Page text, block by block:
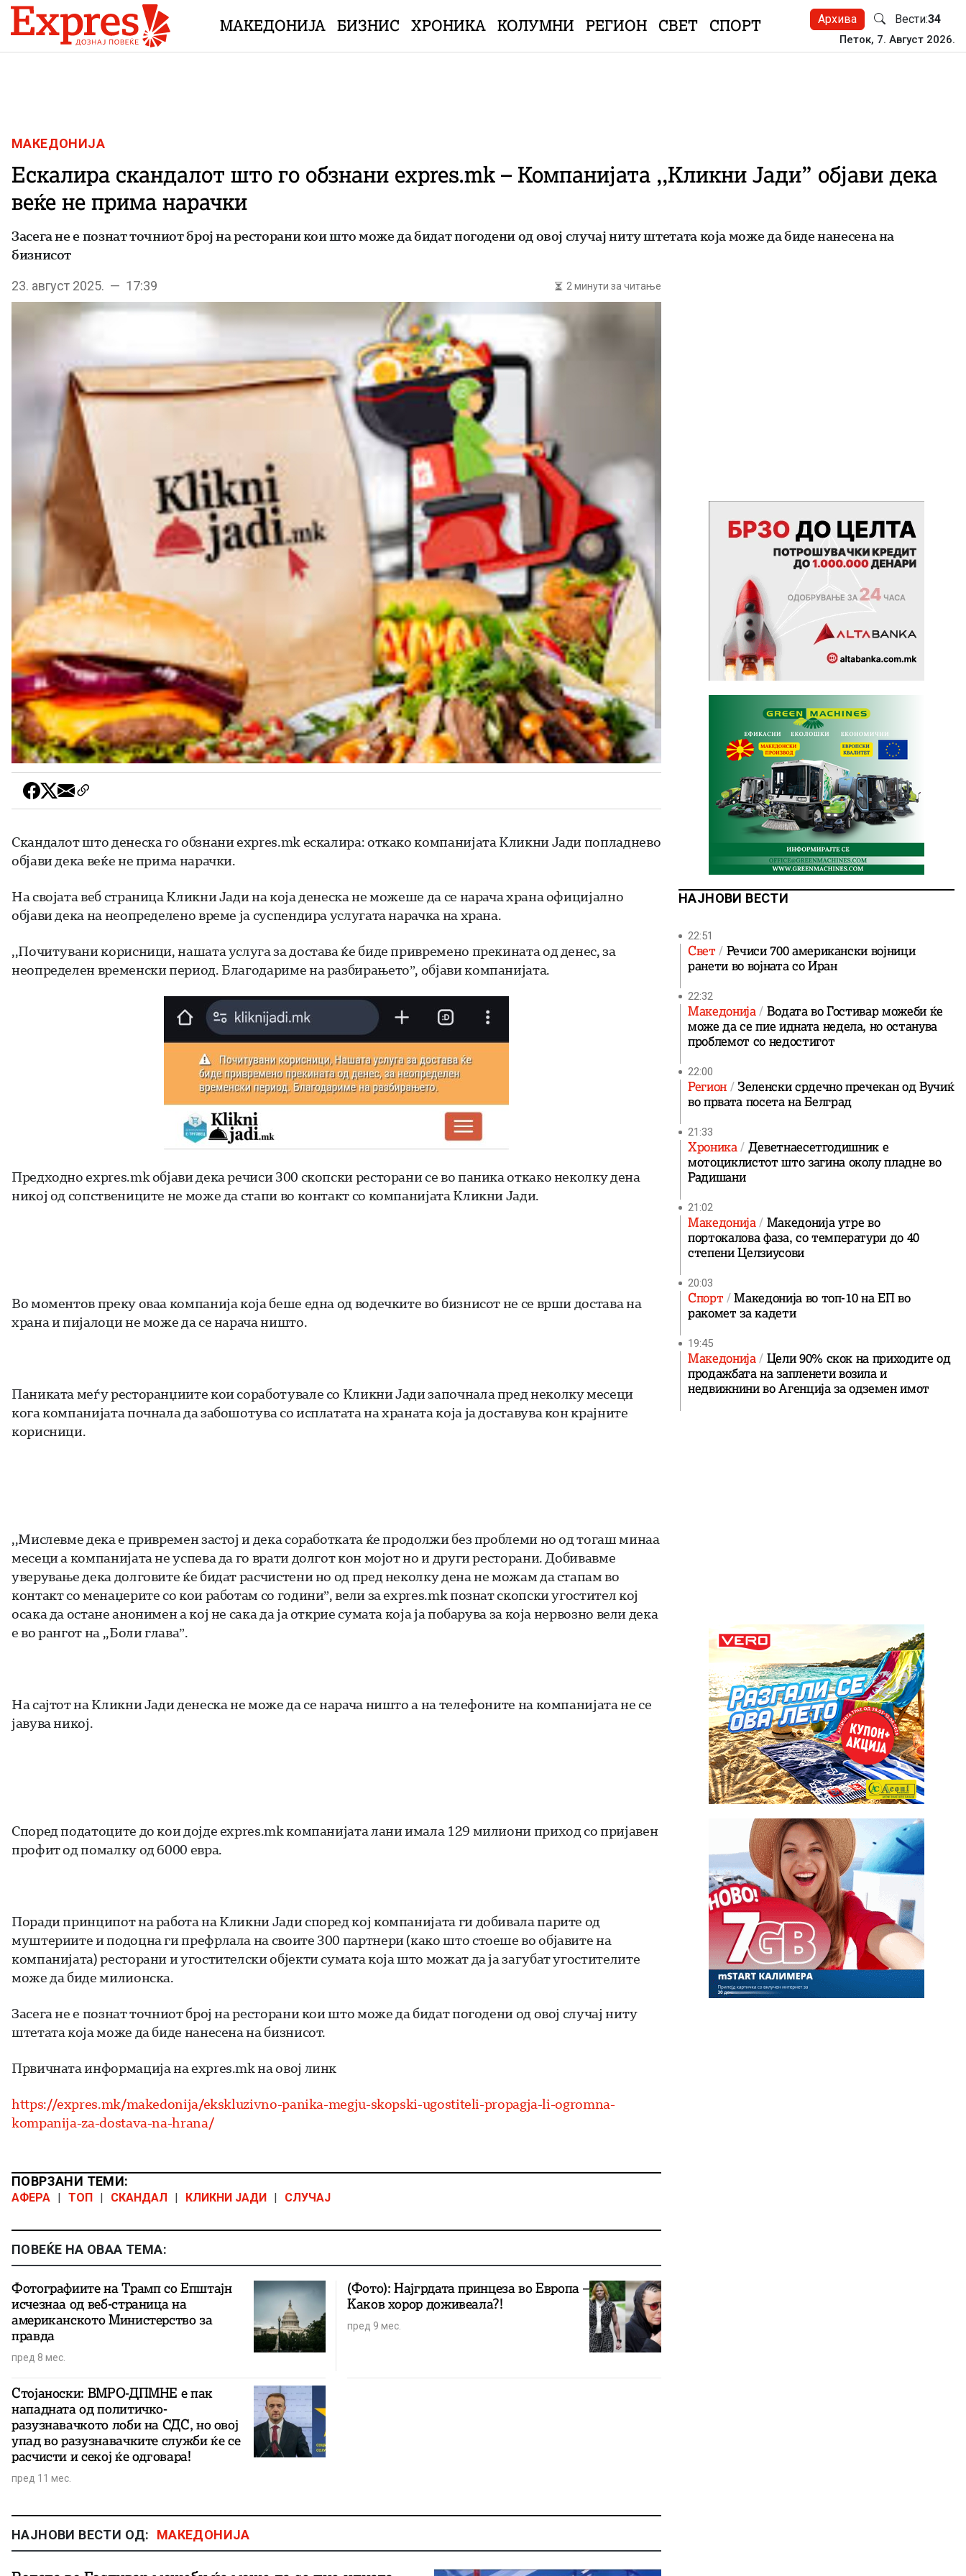
Skip to content
МАКЕДОНИЈА БИЗНИС ХРОНИКА КОЛУМНИ РЕГИОН СВЕТ СПОРТ Архива Вести:34
Петок, 7. Август 2026.
МАКЕДОНИЈА
Ескалира скандалот што го обзнани expres.mk – Компанијата ,,Кликни Јади” објави дека
веќе не прима нарачки
Засега не е познат точниот број на ресторани кои што може да бидат погодени од овој случај ниту штетата која може да биде нанесена на
бизнисот
23. август 2025. — 17:39 2 минути за читање
Скандалот што денеска го обзнани expres.mk ескалира: откако компанијата Кликни Јади попладнево
објави дека веќе не прима нарачки.
На својата веб страница Кликни Јади на која денеска не можеше да се нарача храна официјално
објави дека на неопределено време ја суспендира услугата нарачка на храна.
,,Почитувани корисници, нашата услуга за достава ќе биде привремено прекината од денес, за
неопределен временски период. Благодариме на разбирањето”, објави компанијата.
Предходно expres.mk објави дека речиси 300 скопски ресторани се во паника откако неколку дена
никој од сопствениците не може да стапи во контакт со компанијата Кликни Јади.
Во моментов преку оваа компанија која беше една од водечките во бизнисот не се врши достава на
храна и пијалоци не може да се нарача ништо.
Паниката меѓу ресторанџиите кои соработувале со Кликни Јади започнала пред неколку месеци
кога компанијата почнала да забошотува со исплатата на храната која ја доставува кон крајните
корисници.
,,Мислевме дека е привремен застој и дека соработката ќе продолжи без проблеми но од тогаш минаа
месеци а компанијата не успева да го врати долгот кон мојот но и други ресторани. Добивавме
уверување дека долговите ќе бидат расчистени но од пред неколку дена не можам да стапам во
контакт со менаџерите со кои работам со години”, вели за expres.mk познат скопски угостител кој
осака да остане анонимен а кој не сака да ја открие сумата која ја побарува за која нервозно вели дека
е во рангот на ,,Боли глава”.
На сајтот на Кликни Јади денеска не може да се нарача ништо а на телефоните на компанијата не се
јавува никој.
Според податоците до кои дојде expres.mk компанијата лани имала 129 милиони приход со пријавен
профит од помалку од 6000 евра.
Поради принципот на работа на Кликни Јади според кој компанијата ги добивала парите од
муштериите и подоцна ги префрлала на своите 300 партнери (како што стоеше во објавите на
компанијата) ресторани и угостителски објекти сумата која што можат да ја загубат угостителите
може да биде милионска.
Засега не е познат точниот број на ресторани кои што може да бидат погодени од овој случај ниту
штетата која може да биде нанесена на бизнисот.
Првичната информација на expres.mk на овој линк
https://expres.mk/makedonija/ekskluzivno-panika-megju-skopski-ugostiteli-propagja-li-ogromna-
kompanija-za-dostava-na-hrana/
ПОВРЗАНИ ТЕМИ:
АФЕРА ТОП СКАНДАЛ КЛИКНИ ЈАДИ СЛУЧАЈ
ПОВЕЌЕ НА ОВАА ТЕМА:
Фотографиите на Трамп со Епштајн
исчезнаа од веб-страница на
американското Министерство за
правда
пред 8 мес.
(Фото): Најгрдата принцеза во Европа –
Kаков хорор доживеала?!
пред 9 мес.
Стојаноски: ВМРО-ДПМНЕ е пак
нападната од политичко-
разузнавачкото лоби на СДС, но овој
упад во разузнавачките служби ќе се
расчисти и секој ќе одговара!
пред 11 мес.
НАЈНОВИ ВЕСТИ ОД: МАКЕДОНИЈА
НАЈНОВИ ВЕСТИ
22:51
Свет Речиси 700 американски војници
ранети во војната со Иран
22:32
Македонија Водата во Гостивар можеби ќе
може да се пие идната недела, но останува
проблемот со недостигот
22:00
Регион
Зеленски срдечно пречекан од Вучиќ
во првата посета на Белград
21:33
Хроника Деветнаесетгодишник е
мотоциклистот што загина околу пладне во
Радишани
21:02
Македонија Македонија утре во
портокалова фаза, со температури до 40
степени Целзиусови
20:03
Спорт
Македонија во топ-10 на ЕП во
ракомет за кадети
19:45
Македонија Цели 90% скок на приходите од
продажбата на запленети возила и
недвижнини во Агенција за одземен имот